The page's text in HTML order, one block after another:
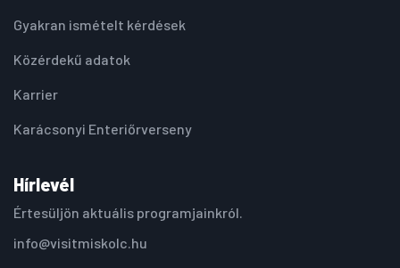
Gyakran ismételt kérdések
Közérdekű adatok
Karrier
Karácsonyi Enteriőrverseny
Hírlevél
Értesüljön aktuális programjainkról.
info@visitmiskolc.hu